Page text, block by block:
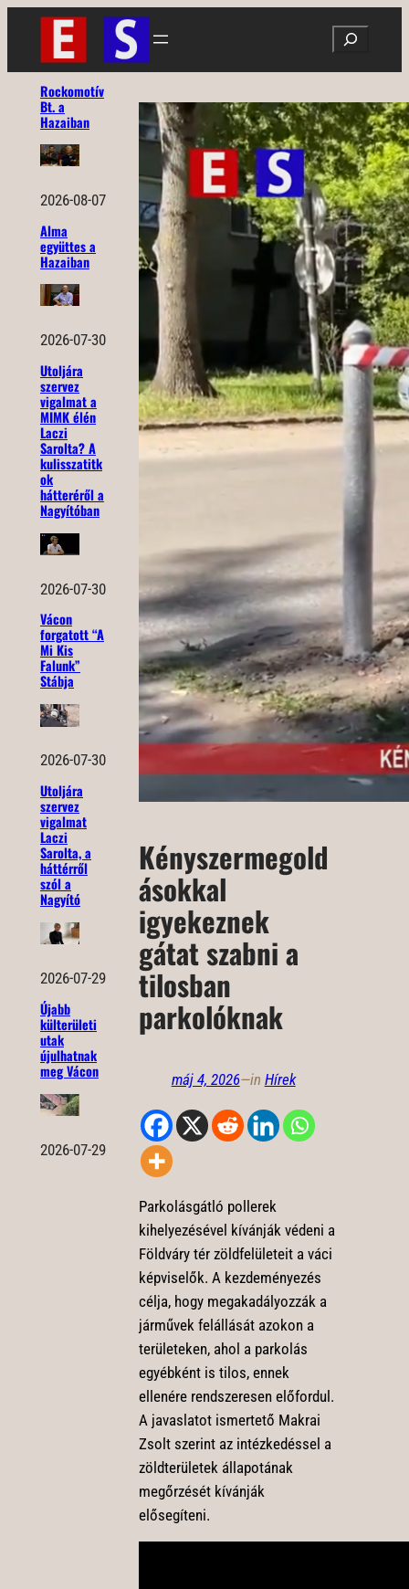
Ugrás
tartalomhoz
Search
Rockomotív
Bt. a
Hazaiban
2026-08-07
Alma
együttes a
Hazaiban
2026-07-30
Utoljára
szervez
vigalmat a
MIMK élén
Laczi
Sarolta? A
kulisszatitk
ok
hátteréről a
Nagyítóban
2026-07-30
Vácon
forgatott “A
Mi Kis
Falunk”
Stábja
2026-07-30
Utoljára
szervez
vigalmat
Laczi
Sarolta, a
háttérről
szól a
Nagyító
2026-07-29
Újabb
külterületi
utak
újulhatnak
meg Vácon
2026-07-29
Kényszermegold
ásokkal
igyekeznek
gátat szabni a
tilosban
parkolóknak
máj 4, 2026—in Hírek
Parkolásgátló pollerek
kihelyezésével kívánják védeni a
Földváry tér zöldfelületeit a váci
képviselők. A kezdeményezés
célja, hogy megakadályozzák a
járművek felállását azokon a
területeken, ahol a parkolás
egyébként is tilos, ennek
ellenére rendszeresen előfordul.
A javaslatot ismertető Makrai
Zsolt szerint az intézkedéssel a
zöldterületek állapotának
megőrzését kívánják
elősegíteni.